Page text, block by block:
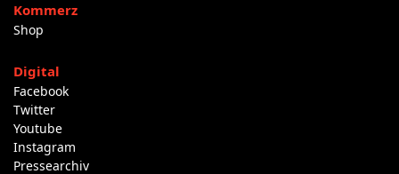
Kommerz
Shop
Digital
Facebook
Twitter
Youtube
Instagram
Pressearchiv